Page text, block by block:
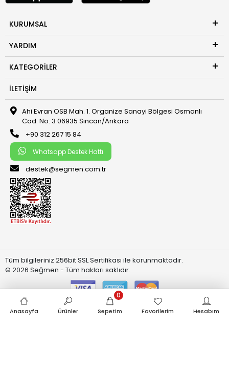
KURUMSAL
YARDIM
KATEGORILER
İLETIŞIM
Ahi Evran OSB Mah. 1. Organize Sanayi Bölgesi Osmanlı
Cad. No: 3 06935 Sincan/Ankara
+90 312 267 15 84
Whatsapp Destek Hattı
destek@segmen.com.tr
Tüm bilgileriniz 256bit SSL Sertifikası ile korunmaktadır.
© 2026 Seğmen - Tüm hakları saklıdır.
Anasayfa Ürünler Sepetim
0
Favorilerim Hesabım